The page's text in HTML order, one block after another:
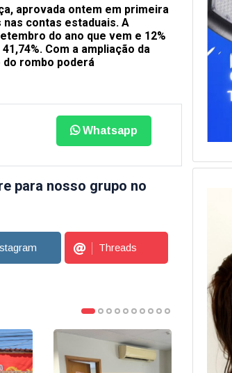
aprovada ontem em primeira
contas estaduais. A
do ano que vem e 12%
Com a ampliação da
rombo poderá
Whatsapp
para nosso grupo no
Threads